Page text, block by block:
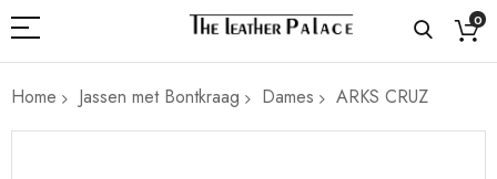
0
Home Jassen met Bontkraag Dames ARKS CRUZ